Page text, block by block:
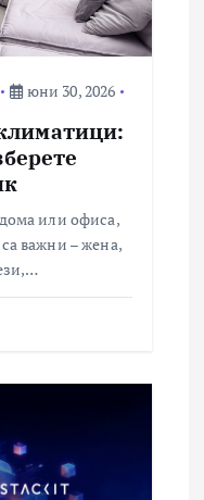
юни 30, 2026
или офиса,
важни – жена,